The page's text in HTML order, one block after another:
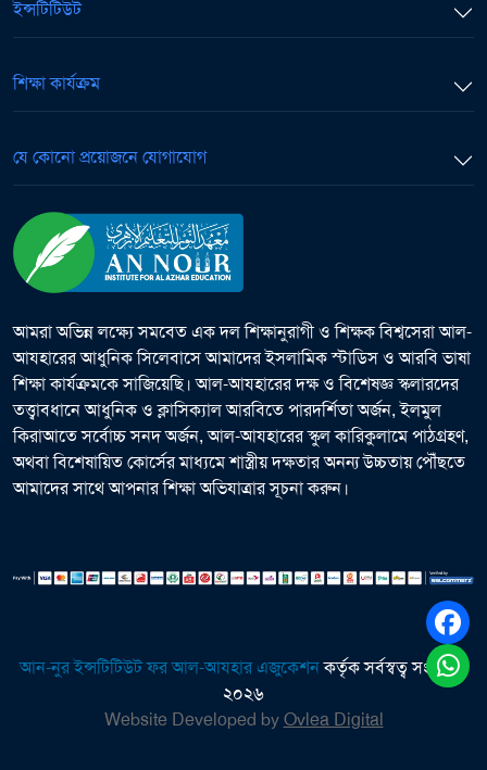
ইন্সটিটিউট
শিক্ষা কার্যক্রম
যে কোনো প্রয়োজনে যোগাযোগ
আমরা অভিন্ন লক্ষ্যে সমবেত এক দল শিক্ষানুরাগী ও শিক্ষক বিশ্বসেরা আল-
আযহারের আধুনিক সিলেবাসে আমাদের ইসলামিক স্টাডিস ও আরবি ভাষা
শিক্ষা কার্যক্রমকে সাজিয়েছি। আল-আযহারের দক্ষ ও বিশেষজ্ঞ স্কলারদের
তত্ত্বাবধানে আধুনিক ও ক্লাসিক্যাল আরবিতে পারদর্শিতা অর্জন, ইলমুল
কিরাআতে সর্বোচ্চ সনদ অর্জন, আল-আযহারের স্কুল কারিকুলামে পাঠগ্রহণ,
অথবা বিশেষায়িত কোর্সের মাধ্যমে শাস্ত্রীয় দক্ষতার অনন্য উচ্চতায় পৌঁছতে
আমাদের সাথে আপনার শিক্ষা অভিযাত্রার সূচনা করুন।
আন-নুর ইন্সটিটিউট ফর আল-আযহার এজুকেশনকর্তৃক সর্বস্বত্ব সংরক্ষিত
২০২৬
Website Developed byOvlea Digital